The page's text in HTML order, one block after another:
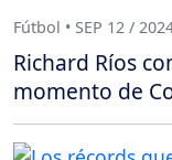
Fútbol • SEP 12 /
Richard Ríos
momento de